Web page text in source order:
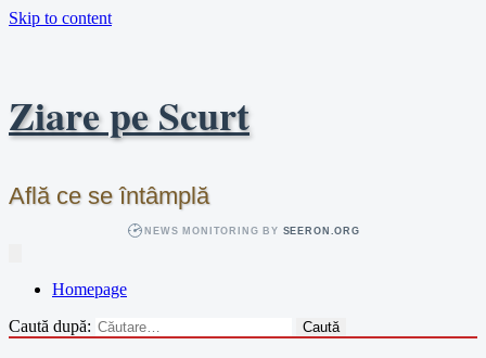
Skip to content
Ziare pe Scurt
Află ce se întâmplă
NEWS MONITORING BY SEERON.ORG
Homepage
Caută după: